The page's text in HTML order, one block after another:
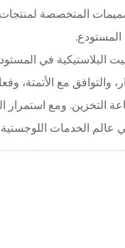
المتخصصة
المستودع.
البلاستيكية في
مع الأتمتة،
التخزين. ومع
الخدمات اللوجستية